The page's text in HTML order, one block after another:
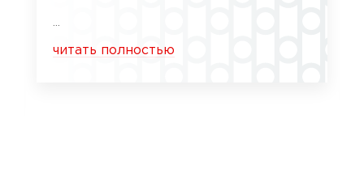
читать полностью